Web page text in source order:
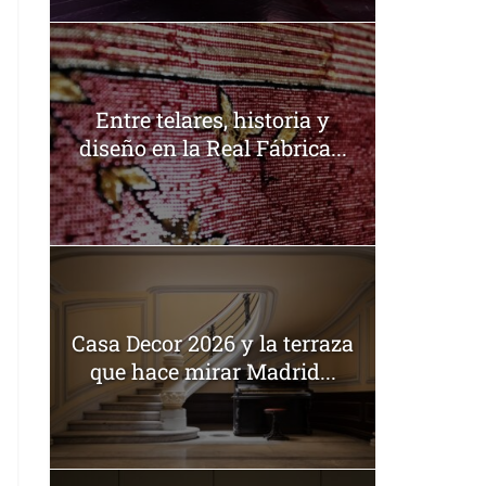
Entre telares, historia y
diseño en la Real Fábrica...
Casa Decor 2026 y la terraza
que hace mirar Madrid...